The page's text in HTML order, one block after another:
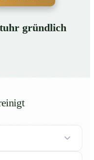
gründlich